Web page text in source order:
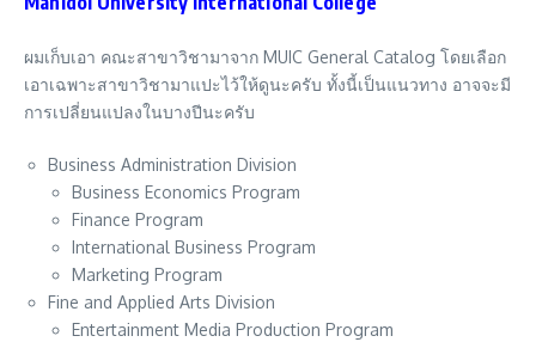
ผมเก็บเอา คณะสาขาวิชามาจาก MUIC General Catalog โดยเลือก
เอาเฉพาะสาขาวิชามาแปะไว้ให้ดูนะครับ ทั้งนี้เป็นแนวทาง อาจจะมี
การเปลี่ยนแปลงในบางปีนะครับ
Business Administration Division
Business Economics Program
Finance Program
International Business Program
Marketing Program
Fine and Applied Arts Division
Entertainment Media Production Program